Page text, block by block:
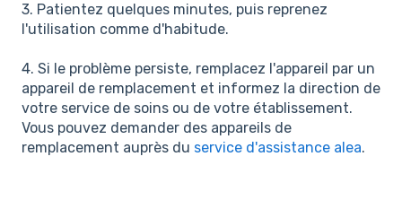
3. Patientez quelques minutes, puis reprenez
l'utilisation comme d'habitude.
4. Si le problème persiste, remplacez l'appareil par un
appareil de remplacement et informez la direction de
votre service de soins ou de votre établissement.
Vous pouvez demander des appareils de
remplacement auprès du service d'assistance alea.